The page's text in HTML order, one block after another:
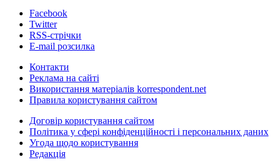
Facebook
Twitter
RSS-стрічки
E-mail розсилка
Контакти
Реклама на сайті
Використання матеріалів korrespondent.net
Правила користування сайтом
Договір користування сайтом
Політика у сфері конфіденційності і персональних даних
Угода щодо користування
Редакція